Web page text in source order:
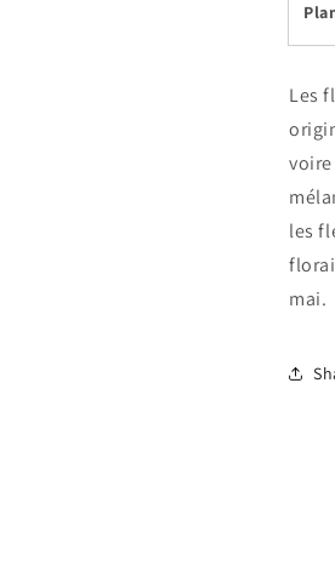
Les
les
mai.